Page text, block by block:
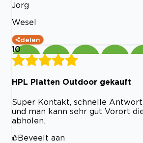
Jorg
Wesel
delen
10
HPL Platten Outdoor gekauft
Super Kontakt, schnelle
und man kann sehr gut Vorort
abholen.
Beveelt aan